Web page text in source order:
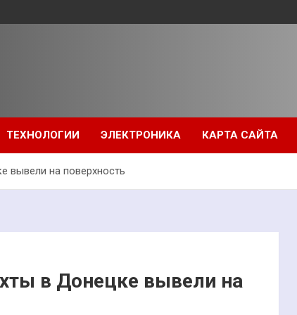
ТЕХНОЛОГИИ ЭЛЕКТРОНИКА КАРТА САЙТА
вывели на поверхность
в Донецке вывели на